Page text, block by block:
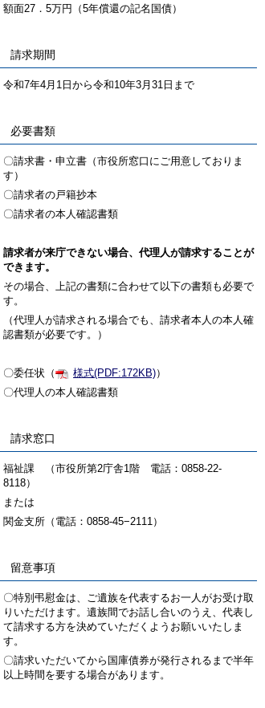
額面27．5万円（5年償還の記名国債）
請求期間
令和7年4月1日から令和10年3月31日まで
必要書類
〇請求書・申立書（市役所窓口にご用意しておりま
す）
〇請求者の戸籍抄本
〇請求者の本人確認書類
請求者が来庁できない場合、代理人が請求することが
できます。
その場合、上記の書類に合わせて以下の書類も必要で
す。
（代理人が請求される場合でも、請求者本人の本人確
認書類が必要です。）
〇委任状（ 様式(PDF:172KB)）
〇代理人の本人確認書類
請求窓口
福祉課 （市役所第2庁舎1階 電話：0858-22-
8118）
または
関金支所（電話：0858-45−2111）
留意事項
〇特別弔慰金は、ご遺族を代表するお一人がお受け取
りいただけます。遺族間でお話し合いのうえ、代表し
て請求する方を決めていただくようお願いいたしま
す。
〇請求いただいてから国庫債券が発行されるまで半年
以上時間を要する場合があります。